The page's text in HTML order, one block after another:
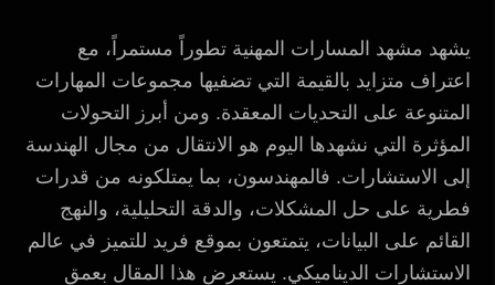
يشهد مشهد المسارات المهنية تطوراً مستمراً، مع
اعتراف متزايد بالقيمة التي تضفيها مجموعات المهارات
المتنوعة على التحديات المعقدة. ومن أبرز التحولات
المؤثرة التي نشهدها اليوم هو الانتقال من مجال الهندسة
إلى الاستشارات. فالمهندسون، بما يمتلكونه من قدرات
فطرية على حل المشكلات، والدقة التحليلية، والنهج
القائم على البيانات، يتمتعون بموقع فريد للتميز في عالم
الاستشارات الديناميكي. يستعرض هذا المقال بعمق